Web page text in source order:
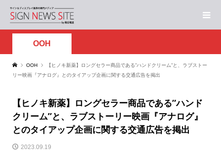
OOH
OOH
【ヒノキ新薬】ロングセラー商品である”ハンドクリーム”と、ラブストー
リー映画『アナログ』とのタイアップ企画に関する交通広告を掲出
【ヒノキ新薬】ロングセラー商品である”ハンド
クリーム”と、ラブストーリー映画『アナログ』
とのタイアップ企画に関する交通広告を掲出
2023.09.19